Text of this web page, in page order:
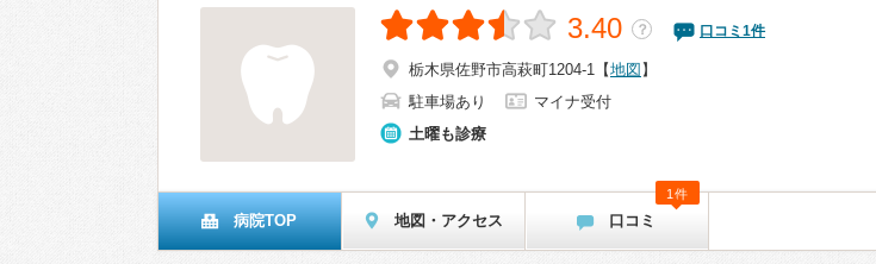
3.40 ？ 口コミ 1件
栃木県佐野市高萩町1204-1 【地図 】
駐車場あり
マイナ受付
土曜も診療
病院TOP 地図・アクセス 口コミ
1件